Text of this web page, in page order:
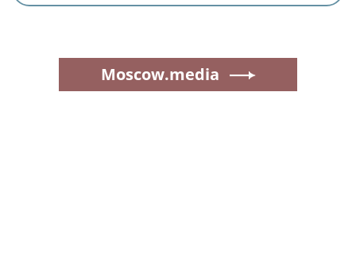
Moscow.media